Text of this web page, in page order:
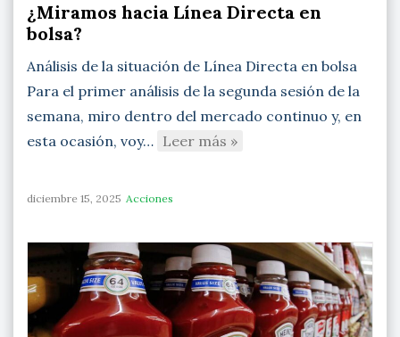
¿Miramos hacia Línea Directa en
bolsa?
Análisis de la situación de Línea Directa en bolsa
Para el primer análisis de la segunda sesión de la
semana, miro dentro del mercado continuo y, en
esta ocasión, voy… Leer más »
diciembre 15, 2025 Acciones